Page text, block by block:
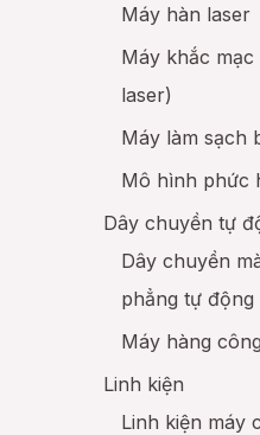
Máy hàn laser
Máy khắc
laser)
Máy làm sạch
Mô hình phức
Dây chuyền tự
Dây chuyền
phẳng tự động
Máy hàng
Linh kiện
Linh kiện máy